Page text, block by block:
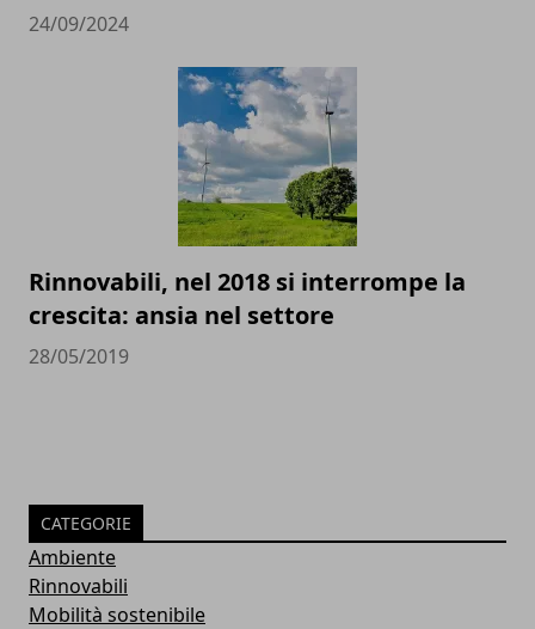
24/09/2024
Rinnovabili, nel 2018 si interrompe la
crescita: ansia nel settore
28/05/2019
CATEGORIE
Ambiente
Rinnovabili
Mobilità sostenibile